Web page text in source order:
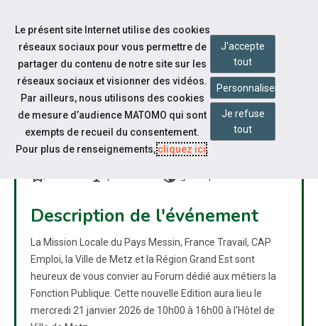
Aller au contenu
FORUM DE LA FONCTION
PUBLIQUE 2026
bookmarks nest_cam_indoor public
Description de l'événement
La Mission Locale du Pays Messin, France Travail, CAP
Emploi, la Ville de Metz et la Région Grand Est sont
heureux de vous convier au Forum dédié aux métiers la
Fonction Publique. Cette nouvelle Edition aura lieu le
mercredi 21 janvier 2026 de 10h00 à 16h00 à l'Hôtel de
Le présent site Internet utilise des cookies
réseaux sociaux pour vous permettre de
partager du contenu de notre site sur les
réseaux sociaux et visionner des vidéos.
Par ailleurs, nous utilisons des cookies
de mesure d’audience MATOMO qui sont
exempts de recueil du consentement.
Pour plus de renseignements,cliquez ici.
J'accepte
tout
Personnaliser
Je refuse
tout